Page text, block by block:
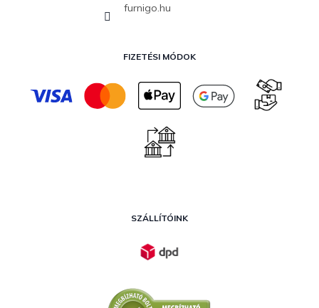
furnigo.hu
FIZETÉSI MÓDOK
SZÁLLÍTÓINK